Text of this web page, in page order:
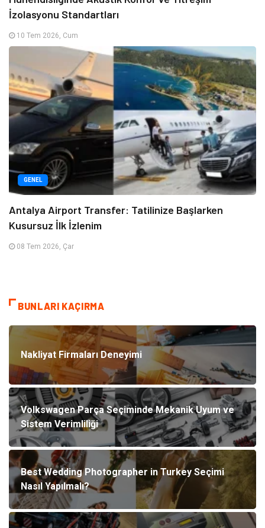
İzolasyonu Standartları
10 Tem 2026, Cum
GENEL
Antalya Airport Transfer: Tatilinize Başlarken
Kusursuz İlk İzlenim
08 Tem 2026, Çar
BUNLARI KAÇIRMA
Nakliyat Firmaları Deneyimi
Volkswagen Parça Seçiminde Mekanik Uyum ve
Sistem Verimliliği
Best Wedding Photographer in Turkey Seçimi
Nasıl Yapılmalı?